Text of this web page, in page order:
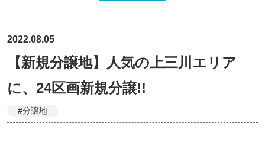
2022.08.05
【新規分譲地】人気の上三川エリア
に、24区画新規分譲!!
#分譲地